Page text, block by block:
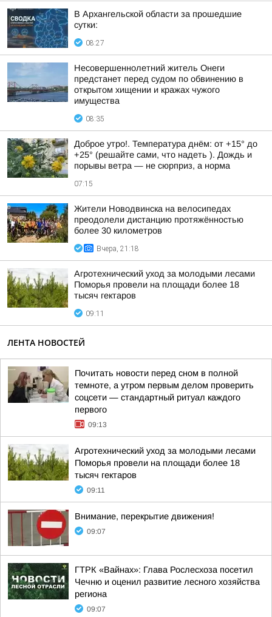
В Архангельской области за прошедшие
сутки:
08:27
Несовершеннолетний житель Онеги
предстанет перед судом по обвинению в
открытом хищении и кражах чужого
имущества
08:35
Доброе утро!. Температура днём: от +15° до
+25° (решайте сами, что надеть ). Дождь и
порывы ветра — не сюрприз, а норма
07:15
Жители Новодвинска на велосипедах
преодолели дистанцию протяжённостью
более 30 километров
Вчера, 21:18
Агротехнический уход за молодыми лесами
Поморья провели на площади более 18
тысяч гектаров
09:11
ЛЕНТА НОВОСТЕЙ
Почитать новости перед сном в полной
темноте, а утром первым делом проверить
соцсети — стандартный ритуал каждого
первого
09:13
Агротехнический уход за молодыми лесами
Поморья провели на площади более 18
тысяч гектаров
09:11
Внимание, перекрытие движения!
09:07
ГТРК «Вайнах»: Глава Рослесхоза посетил
Чечню и оценил развитие лесного хозяйства
региона
09:07